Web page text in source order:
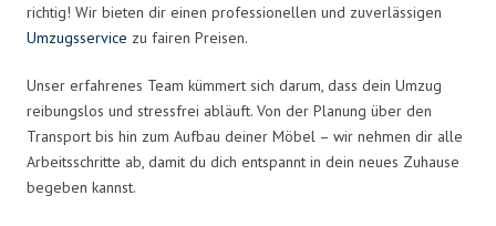
richtig! Wir bieten dir einen professionellen und zuverlässigen
Umzugsservice zu fairen Preisen.
Unser erfahrenes Team kümmert sich darum, dass dein Umzug
reibungslos und stressfrei abläuft. Von der Planung über den
Transport bis hin zum Aufbau deiner Möbel – wir nehmen dir alle
Arbeitsschritte ab, damit du dich entspannt in dein neues Zuhause
begeben kannst.